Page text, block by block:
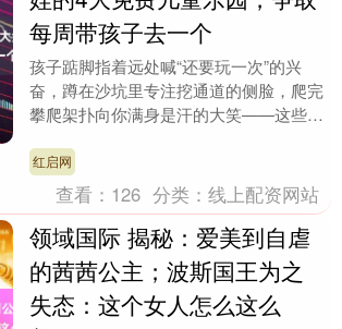
每周带孩子去一个
孩子踮脚指着远处喊“还要玩一次”的兴
奋，蹲在沙坑里专注挖通道的侧脸，爬完
攀爬架扑向你满身是汗的大笑——这些平
年。真正打动人的乐....
红启网
查看： 126 分类：线上配资网站
领域国际 揭秘：爱美到自虐
的茜茜公主；波斯国王为之
失态：这个女人怎么这么